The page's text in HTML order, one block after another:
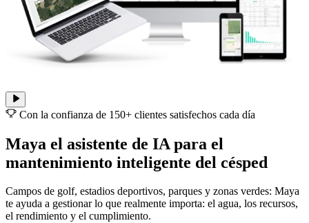
Con la confianza de 150+ clientes satisfechos cada día
Maya el asistente de IA para el
mantenimiento inteligente del césped
Campos de golf, estadios deportivos, parques y zonas verdes: Maya
te ayuda a gestionar lo que realmente importa: el agua, los recursos,
el rendimiento y el cumplimiento.